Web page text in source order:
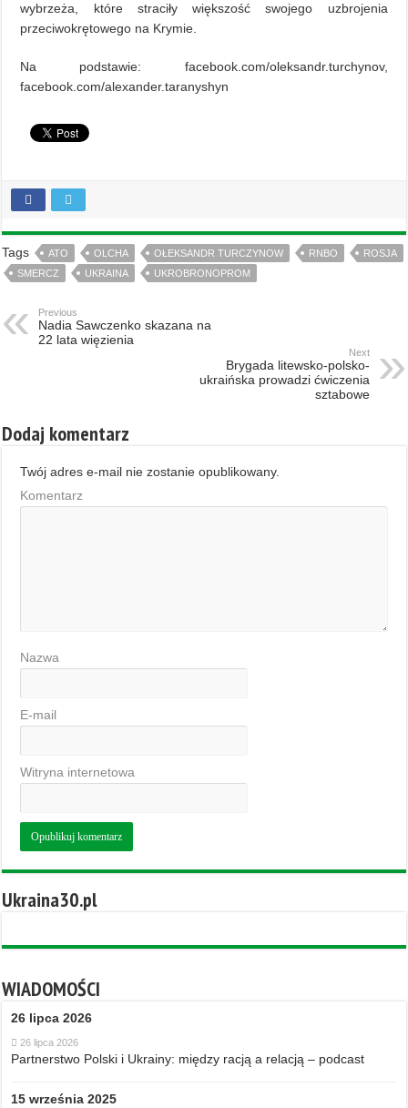
wybrzeża, które straciły większość swojego uzbrojenia
przeciwokrętowego na Krymie.
Na podstawie: facebook.com/oleksandr.turchynov,
facebook.com/alexander.taranyshyn
Tags ATO OLCHA OŁEKSANDR TURCZYNOW RNBO
ROSJA
SMERCZ
UKRAINA UKROBRONOPROM
Previous
Nadia Sawczenko skazana na
22 lata więzienia
Next
Brygada litewsko-polsko-
ukraińska prowadzi ćwiczenia
sztabowe
Dodaj komentarz
Twój adres e-mail nie zostanie opublikowany.
Komentarz
Nazwa
E-mail
Witryna internetowa
Ukraina30.pl
WIADOMOŚCI
26 lipca 2026
26 lipca 2026
Partnerstwo Polski i Ukrainy: między racją a relacją – podcast
15 września 2025